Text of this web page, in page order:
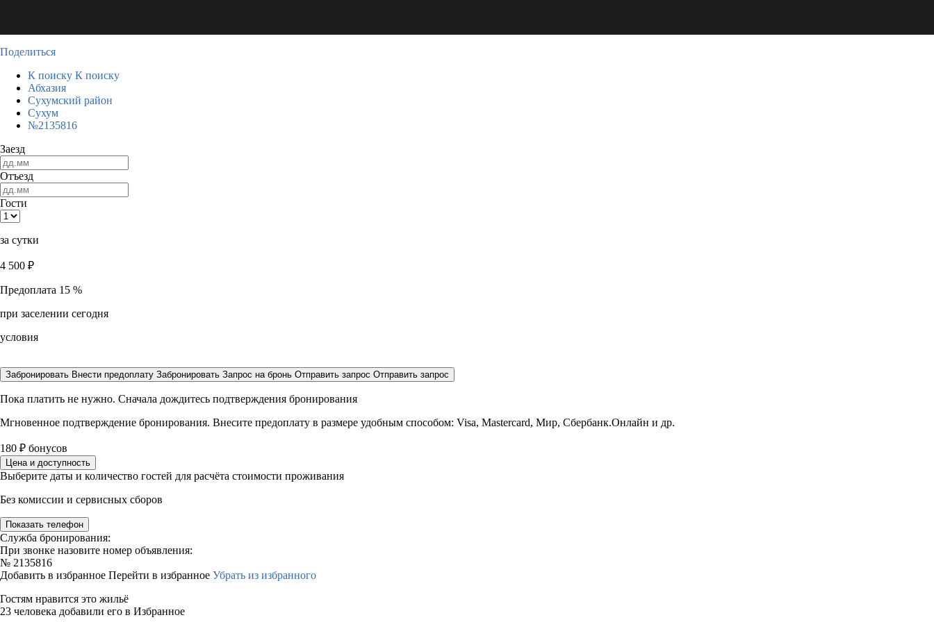
Поделиться
К поиску К поиску
Абхазия
Сухумский район
Сухум
№2135816
Заезд
Отъезд
Гости
за сутки
4 500 ₽
Предоплата 15 %
при заселении сегодня
условия
Забронировать Внести предоплату Забронировать Запрос на бронь Отправить запрос Отправить запрос
Пока платить не нужно. Сначала дождитесь подтверждения бронирования
Мгновенное подтверждение бронирования. Внесите предоплату в размере удобным способом: Visa, Mastercard, Мир, Сбербанк.Онлайн и др.
180 ₽ бонусов
Цена и доступность
Выберите даты и количество гостей для расчёта стоимости проживания
Без комиссии и сервисных сборов
Показать телефон
Служба бронирования:
При звонке назовите номер объявления:
№ 2135816
Добавить в избранное Перейти в избранное Убрать из избранного
Гостям нравится это жильё
23 человека добавили его в Избранное